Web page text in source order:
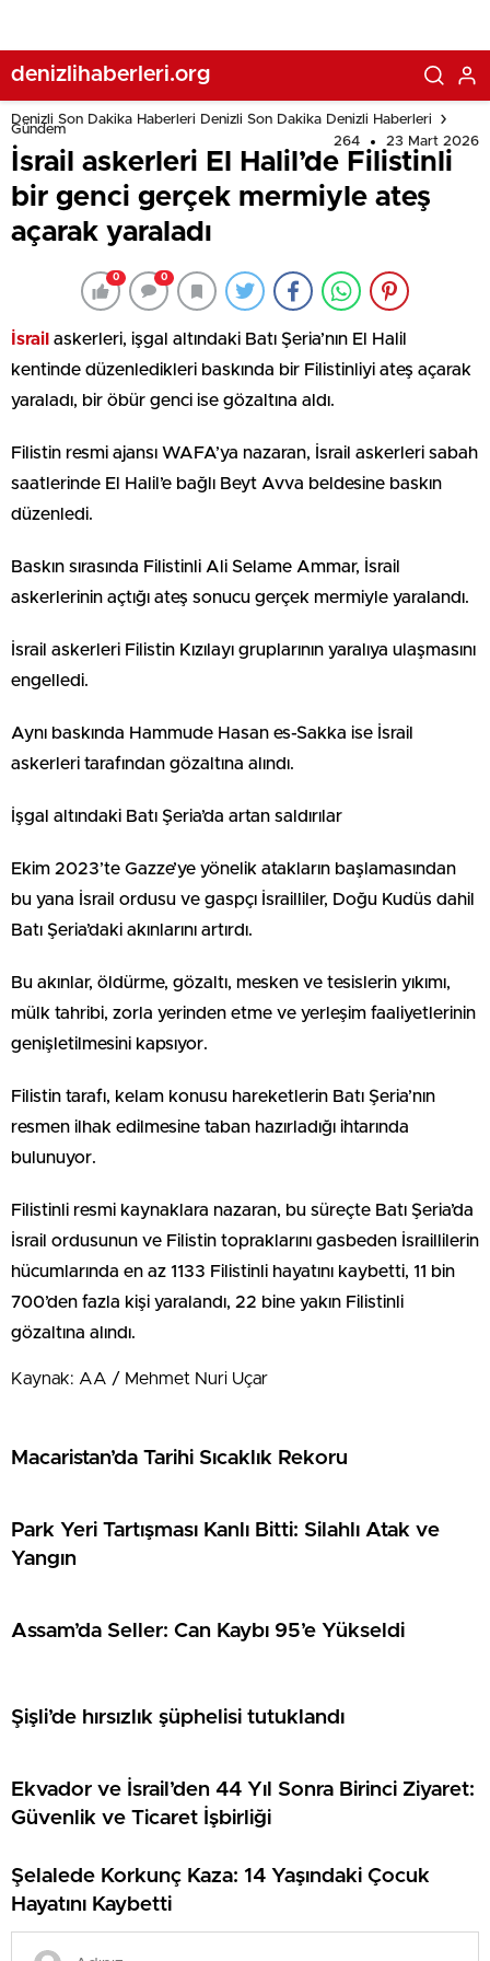
denizlihaberleri.org
Denizli Son Dakika Haberleri Denizli Son Dakika Denizli Haberleri
Gündem
264
23 Mart 2026
İsrail askerleri El Halil’de Filistinli
bir genci gerçek mermiyle ateş
açarak yaraladı
0 0
İsrail askerleri, işgal altındaki Batı Şeria’nın El Halil
kentinde düzenledikleri baskında bir Filistinliyi ateş açarak
yaraladı, bir öbür genci ise gözaltına aldı.
Filistin resmi ajansı WAFA’ya nazaran, İsrail askerleri sabah
saatlerinde El Halil’e bağlı Beyt Avva beldesine baskın
düzenledi.
Baskın sırasında Filistinli Ali Selame Ammar, İsrail
askerlerinin açtığı ateş sonucu gerçek mermiyle yaralandı.
İsrail askerleri Filistin Kızılayı gruplarının yaralıya ulaşmasını
engelledi.
Aynı baskında Hammude Hasan es-Sakka ise İsrail
askerleri tarafından gözaltına alındı.
İşgal altındaki Batı Şeria’da artan saldırılar
Ekim 2023’te Gazze’ye yönelik atakların başlamasından
bu yana İsrail ordusu ve gaspçı İsrailliler, Doğu Kudüs dahil
Batı Şeria’daki akınlarını artırdı.
Bu akınlar, öldürme, gözaltı, mesken ve tesislerin yıkımı,
mülk tahribi, zorla yerinden etme ve yerleşim faaliyetlerinin
genişletilmesini kapsıyor.
Filistin tarafı, kelam konusu hareketlerin Batı Şeria’nın
resmen ilhak edilmesine taban hazırladığı ihtarında
bulunuyor.
Filistinli resmi kaynaklara nazaran, bu süreçte Batı Şeria’da
İsrail ordusunun ve Filistin topraklarını gasbeden İsraillilerin
hücumlarında en az 1133 Filistinli hayatını kaybetti, 11 bin
700’den fazla kişi yaralandı, 22 bine yakın Filistinli
gözaltına alındı.
Kaynak: AA / Mehmet Nuri Uçar
Macaristan’da Tarihi Sıcaklık Rekoru
Park Yeri Tartışması Kanlı Bitti: Silahlı Atak ve
Yangın
Assam’da Seller: Can Kaybı 95’e Yükseldi
Şişli’de hırsızlık şüphelisi tutuklandı
Ekvador ve İsrail’den 44 Yıl Sonra Birinci Ziyaret:
Güvenlik ve Ticaret İşbirliği
Şelalede Korkunç Kaza: 14 Yaşındaki Çocuk
Hayatını Kaybetti